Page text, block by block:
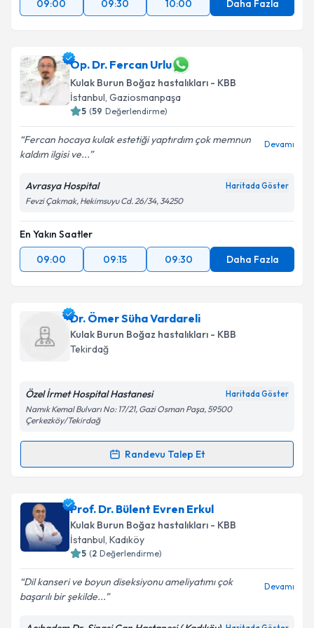
09:00 09:30 10:00 Daha Fazla
Op. Dr. Fercan Urlu
Kulak Burun Boğaz hastalıkları - KBB
İstanbul, Gaziosmanpaşa
5 (59 Değerlendirme)
Fercan hocaya kulak estetiği yaptırdım çok memnun
kaldım ilgisi ve...
Devamı
Avrasya Hospital Haritada Göster
Fevzi Çakmak, Hekimsuyu Cd. 26/34, 34250
En Yakın Saatler
09:00
09:15 09:30 Daha Fazla
Dr. Ömer Süha Vardareli
Kulak Burun Boğaz hastalıkları - KBB
Tekirdağ
Özel İrmet Hospital Hastanesi Haritada Göster
Namık Kemal Bulvarı No: 17/21, Gazi Osman Paşa, 59500
Çerkezköy/Tekirdağ
Randevu Talep Et
Randevu Takvimi Talebi
Dr. Ömer Süha Vardareliiçin randevu takvimi talebi
oluşturun. Size bu uzmandan randevu almanız için bir
takvim hazırlandığında e-posta ile bilgilendireceğiz.
Prof. Dr. Bülent Evren Erkul
Kulak Burun Boğaz hastalıkları - KBB
İstanbul, Kadıköy
5 (2 Değerlendirme)
Dil kanseri ve boyun diseksiyonu ameliyatımı çok
başarılı bir şekilde...
Devamı